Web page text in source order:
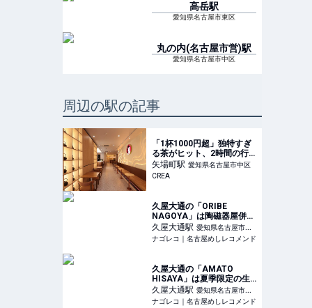
高岳駅
愛知県名古屋市東区
丸の内(名古屋市営)駅
愛知県名古屋市中区
周辺の駅の記事
「1杯1000円超」独特すぎ
る茶がヒット、2時間の行
列も…“名古屋の主婦”が誘
致した“日本初上陸カフ
矢場町駅 愛知県名古屋市中区
CREA
久屋大通の「ORIBE
NAGOYA」は陶磁器屋併設
のおしゃれカフェ
久屋大通駅 愛知県名古屋市中
区
ナゴレコ｜名古屋めしレコメンド
久屋大通の「AMATO
HISAYA」は夏季限定の生
桃かき氷店
久屋大通駅 愛知県名古屋市中
区
ナゴレコ｜名古屋めしレコメンド